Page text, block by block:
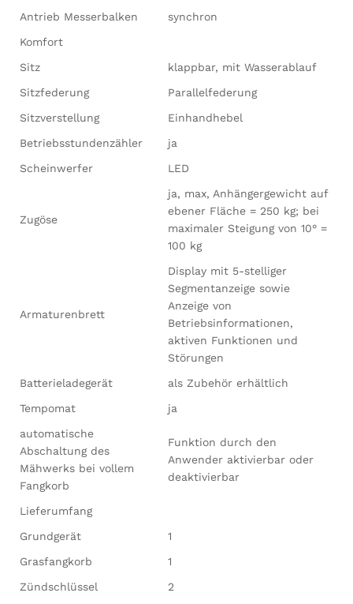
Antrieb Messerbalken
synchron
Komfort
Sitz
klappbar, mit Wasserablauf
Sitzfederung
Parallelfederung
Sitzverstellung
Einhandhebel
Betriebsstundenzähler
ja
Scheinwerfer
LED
Zugöse
ja, max, Anhängergewicht auf
ebener Fläche = 250 kg; bei
maximaler Steigung von 10° =
100 kg
Armaturenbrett
Display mit 5-stelliger
Segmentanzeige sowie
Anzeige von
Betriebsinformationen,
aktiven Funktionen und
Störungen
Batterieladegerät
als Zubehör erhältlich
Tempomat
ja
automatische
Abschaltung des
Mähwerks bei vollem
Fangkorb
Funktion durch den
Anwender aktivierbar oder
deaktivierbar
Lieferumfang
Grundgerät
1
Grasfangkorb
1
Zündschlüssel
2